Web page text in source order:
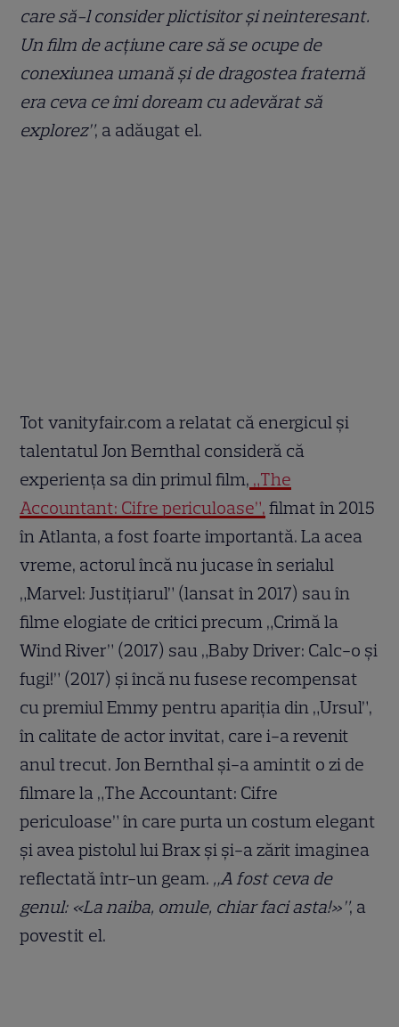
care să-l consider plictisitor și neinteresant.
Un film de acțiune care să se ocupe de
conexiunea umană și de dragostea fraternă
era ceva ce îmi doream cu adevărat să
explorez”, a adăugat el.
Tot vanityfair.com a relatat că energicul și
talentatul Jon Bernthal consideră că
experiența sa din primul film, „The
Accountant: Cifre periculoase”, filmat în 2015
în Atlanta, a fost foarte importantă. La acea
vreme, actorul încă nu jucase în serialul
„Marvel: Justițiarul” (lansat în 2017) sau în
filme elogiate de critici precum „Crimă la
Wind River” (2017) sau „Baby Driver: Calc-o și
fugi!” (2017) și încă nu fusese recompensat
cu premiul Emmy pentru apariția din „Ursul”,
în calitate de actor invitat, care i-a revenit
anul trecut. Jon Bernthal și-a amintit o zi de
filmare la „The Accountant: Cifre
periculoase” în care purta un costum elegant
și avea pistolul lui Brax și și-a zărit imaginea
reflectată într-un geam. „A fost ceva de
genul: «La naiba, omule, chiar faci asta!»”, a
povestit el.